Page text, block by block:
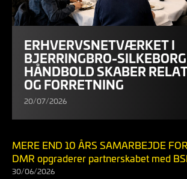
ERHVERVSNETVÆRKET I
BJERRINGBRO-SILKEBORG
HÅNDBOLD SKABER
OG FORRETNING
20/07/2026
MERE END 10 ÅRS SAMARBEJDE
DMR opgraderer partnerskabet med
30/06/2026